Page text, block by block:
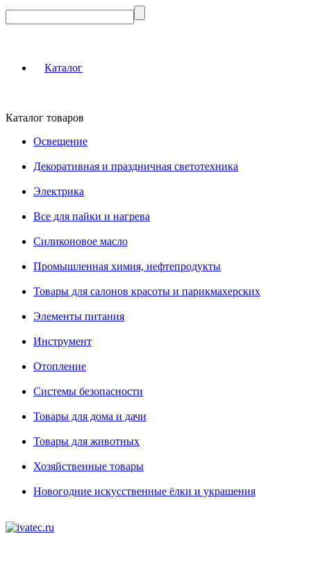
Каталог
Каталог товаров
Освещение
Декоративная и праздничная светотехника
Электрика
Все для пайки и нагрева
Силиконовое масло
Промышленная химия, нефтепродукты
Товары для салонов красоты и парикмахерских
Элементы питания
Инструмент
Отопление
Системы безопасности
Товары для дома и дачи
Товары для животных
Хозяйственные товары
Новогодние искусственные ёлки и украшения